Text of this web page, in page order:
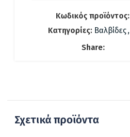
Κωδικός προϊόντος:
Κατηγορίες: Βαλβίδες ,
Share:
Σχετικά προϊόντα